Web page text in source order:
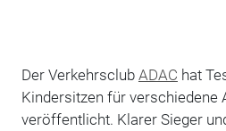
Der Verkehrsclub ADAC hat
Kindersitzen für verschiedene
veröffentlicht. Klarer Sieger